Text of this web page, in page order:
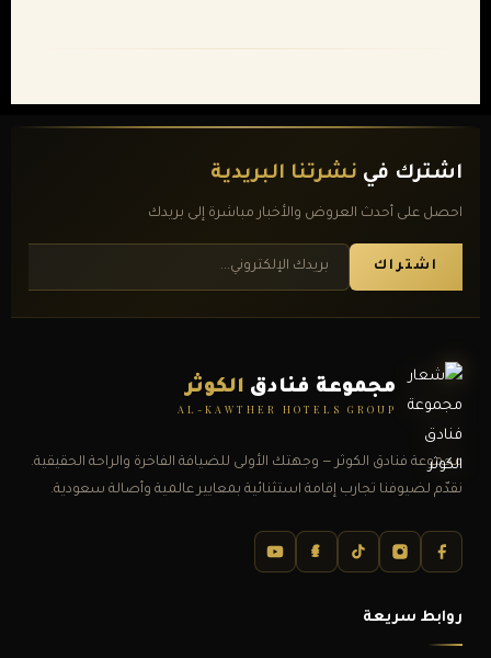
اشترك في نشرتنا البريدية
احصل على أحدث العروض والأخبار مباشرة إلى بريدك
اشتراك
مجموعة فنادق الكوثر
AL-KAWTHER HOTELS GROUP
مجموعة فنادق الكوثر — وجهتك الأولى للضيافة الفاخرة والراحة الحقيقية.
نقدّم لضيوفنا تجارب إقامة استثنائية بمعايير عالمية وأصالة سعودية.
روابط سريعة